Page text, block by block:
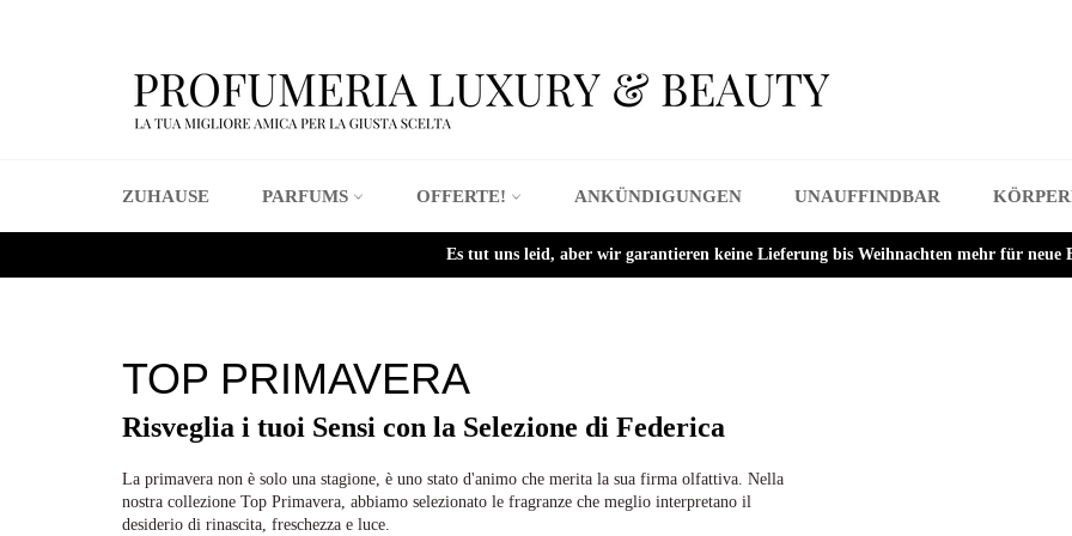
ZUHAUSE PARFUMS OFFERTE! ANKÜNDIGUNGEN UNAUFFINDBAR
Es tut uns leid, aber wir garantieren keine Lieferung bis Weihnachten mehr für neue
TOP PRIMAVERA
Risveglia i tuoi Sensi con la Selezione di Federica
La primavera non è solo una stagione, è uno stato d'animo che merita la sua firma olfattiva. Nella
nostra collezione Top Primavera, abbiamo selezionato le fragranze che meglio interpretano il
desiderio di rinascita, freschezza e luce.